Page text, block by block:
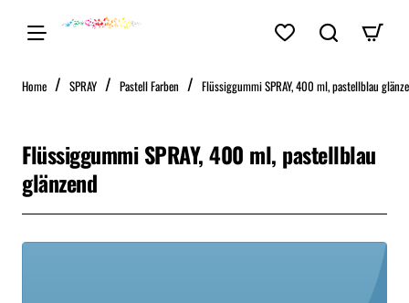
Home home SPRAY Pastell Farben Flüssiggummi SPRAY, 400 ml, pastellblau
Flüssiggummi SPRAY, 400 ml, pastellblau
glänzend